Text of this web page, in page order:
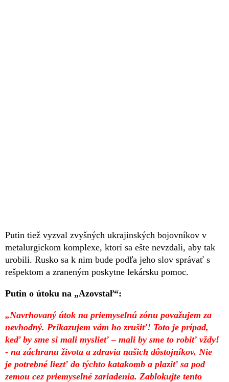
Putin tiež vyzval zvyšných ukrajinských bojovníkov v
metalurgickom komplexe, ktorí sa ešte nevzdali, aby tak
urobili. Rusko sa k nim bude podľa jeho slov správať s
rešpektom a zraneným poskytne lekársku pomoc.
Putin o útoku na „Azovstaľ“:
„Navrhovaný útok na priemyselnú zónu považujem za
nevhodný. Prikazujem vám ho zrušiť! Toto je prípad,
keď by sme si mali myslieť – mali by sme to robiť vždy!
- na záchranu života a zdravia našich dôstojníkov. Nie
je potrebné liezť do týchto katakomb a plaziť sa pod
zemou cez priemyselné zariadenia. Zablokujte tento